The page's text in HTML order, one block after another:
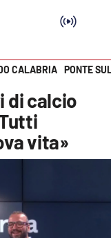
CALABRIA PONTE
di calcio
vita»